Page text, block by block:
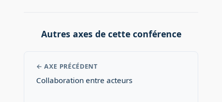
Autres axes de cette conférence
← AXE PRÉCÉDENT
Collaboration entre acteurs